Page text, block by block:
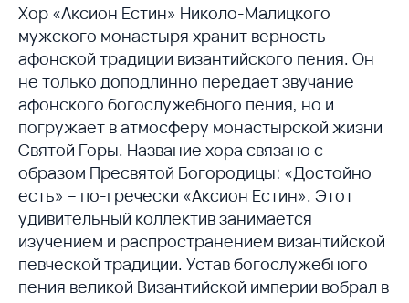
Хор «Аксион Естин» Николо-Малицкого
мужского монастыря хранит верность
афонской традиции византийского пения. Он
не только доподлинно передает звучание
афонского богослужебного пения, но и
погружает в атмосферу монастырской жизни
Святой Горы. Название хора связано с
образом Пресвятой Богородицы: «Достойно
есть» – по-гречески «Аксион Естин». Этот
удивительный коллектив занимается
изучением и распространением византийской
певческой традиции. Устав богослужебного
пения великой Византийской империи вобрал в